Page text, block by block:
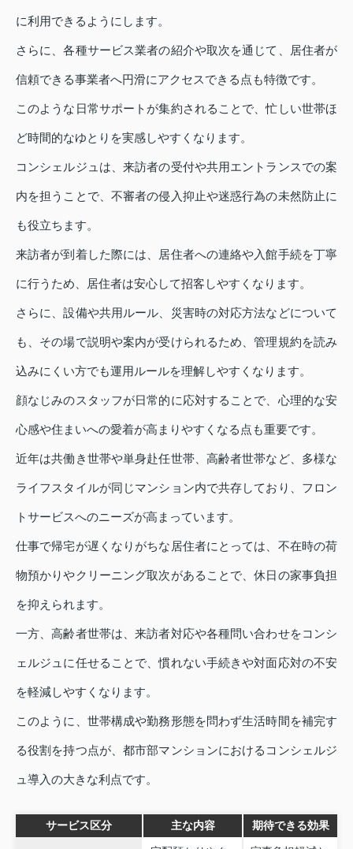
に利用できるようにします。
さらに、各種サービス業者の紹介や取次を通じて、居住者が
信頼できる事業者へ円滑にアクセスできる点も特徴です。
このような日常サポートが集約されることで、忙しい世帯ほ
ど時間的なゆとりを実感しやすくなります。
コンシェルジュは、来訪者の受付や共用エントランスでの案
内を担うことで、不審者の侵入抑止や迷惑行為の未然防止に
も役立ちます。
来訪者が到着した際には、居住者への連絡や入館手続を丁寧
に行うため、居住者は安心して招客しやすくなります。
さらに、設備や共用ルール、災害時の対応方法などについて
も、その場で説明や案内が受けられるため、管理規約を読み
込みにくい方でも運用ルールを理解しやすくなります。
顔なじみのスタッフが日常的に応対することで、心理的な安
心感や住まいへの愛着が高まりやすくなる点も重要です。
近年は共働き世帯や単身赴任世帯、高齢者世帯など、多様な
ライフスタイルが同じマンション内で共存しており、フロン
トサービスへのニーズが高まっています。
仕事で帰宅が遅くなりがちな居住者にとっては、不在時の荷
物預かりやクリーニング取次があることで、休日の家事負担
を抑えられます。
一方、高齢者世帯は、来訪者対応や各種問い合わせをコンシ
ェルジュに任せることで、慣れない手続きや対面応対の不安
を軽減しやすくなります。
このように、世帯構成や勤務形態を問わず生活時間を補完す
る役割を持つ点が、都市部マンションにおけるコンシェルジ
ュ導入の大きな利点です。
サービス区分 主な内容 期待できる効果